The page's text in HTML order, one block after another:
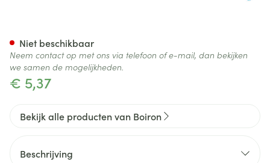
€ 5,37
Niet beschikbaar
Neem contact op met ons via telefoon of e-mail, dan bekijken
we samen de mogelijkheden.
Bekijk alle producten van Boiron
Beschrijving